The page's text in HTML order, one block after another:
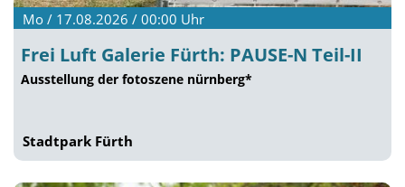
Mo / 17.08.2026 / 00:00 Uhr
Frei Luft Galerie Fürth: PAUSE-N Teil-II
Ausstellung der fotoszene nürnberg*
Stadtpark Fürth